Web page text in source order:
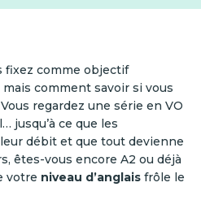
fixez comme objectif
comment savoir si vous
regardez une série en VO
jusqu’à ce que les
débit et que tout devienne
êtes-vous encore A2 ou déjà
votre niveau d’anglais frôle le